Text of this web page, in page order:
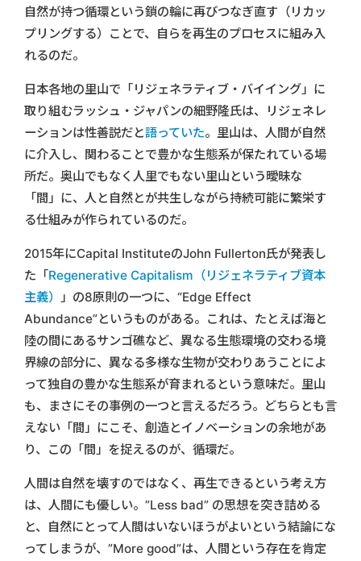
自然が持つ循環という鎖の輪に再びつなぎ直す（リカッ
プリングする）ことで、自らを再生のプロセスに組み入
れるのだ。
日本各地の里山で「リジェネラティブ・バイイング」に
取り組むラッシュ・ジャパンの細野隆氏は、リジェネレ
ーションは性善説だと語っていた。里山は、人間が自然
に介入し、関わることで豊かな生態系が保たれている場
所だ。奥山でもなく人里でもない里山という曖昧な
「間」に、人と自然とが共生しながら持続可能に繁栄す
る仕組みが作られているのだ。
2015年にCapital InstituteのJohn Fullerton氏が発表し
た「Regenerative Capitalism（リジェネラティブ資本
主義） 」の8原則の一つに、“Edge Effect
Abundance”というものがある。これは、たとえば海と
陸の間にあるサンゴ礁など、異なる生態環境の交わる境
界線の部分に、異なる多様な生物が交わりあうことによ
って独自の豊かな生態系が育まれるという意味だ。里山
も、まさにその事例の一つと言えるだろう。どちらとも言
えない「間」にこそ、創造とイノベーションの余地があ
り、この「間」を捉えるのが、循環だ。
人間は自然を壊すのではなく、再生できるという考え方
は、人間にも優しい。”Less bad” の思想を突き詰める
と、自然にとって人間はいないほうがよいという結論にな
ってしまうが、”More good”は、人間という存在を肯定